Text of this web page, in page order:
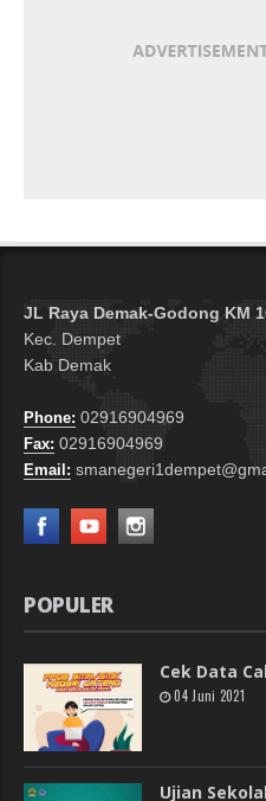
JL Raya Demak-Godong KM
Kec. Dempet
Kab Demak
Phone: 02916904969
Fax: 02916904969
Email:
POPULER
Cek Data
04 Juni 2021
Ujian